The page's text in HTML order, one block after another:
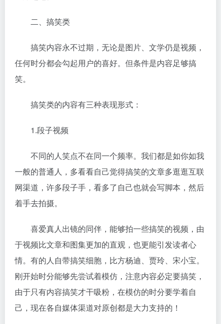
二、搞笑类
搞笑内容永不过期，无论是图片、文学仍是视频，
任何时分都会勾起用户的喜好。但条件是内容足够搞
笑。
搞笑类的内容有三种表现形式：
1.段子视频
不同的人笑点不在同一个频率。我们都是如你如我
一般的普通人，多看看自己觉得搞笑的文章多逛逛互联
网渠道，许多段子手，看多了自己也就会写脚本，然后
着手去拍摄。
喜爱真人出镜的同伴，能够拍一些搞笑的视频，由
于视频比文章和图集更加的直观，也更能引发读者心
情。有的人自带搞笑细胞，比方杨迪、贾玲、宋小宝。
刚开始时分能够先尝试着模仿，注意内容必定要搞笑，
由于只有内容搞笑才干吸粉，在模仿的时分要学着自
己，现在各自媒体渠道对原创都是大力支持的！